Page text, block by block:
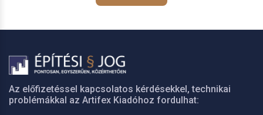
Az előfizetéssel kapcsolatos kérdésekkel, technikai
problémákkal az Artifex Kiadóhoz fordulhat: